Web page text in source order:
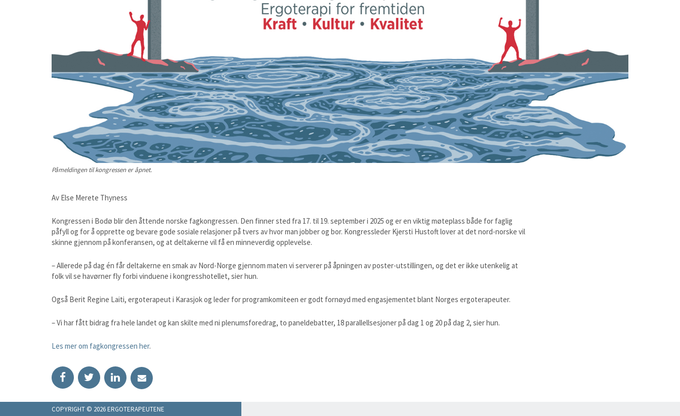
Påmeldingen til kongressen er åpnet.
Av Else Merete Thyness
Kongressen i Bodø blir den åttende norske fagkongressen. Den finner sted fra 17. til 19. september i 2025 og er en viktig møteplass både for faglig
påfyll og for å opprette og bevare gode sosiale relasjoner på tvers av hvor man jobber og bor. Kongressleder Kjersti Hustoft lover at det nord-norske vil
skinne gjennom på konferansen, og at deltakerne vil få en minneverdig opplevelse.
– Allerede på dag én får deltakerne en smak av Nord-Norge gjennom maten vi serverer på åpningen av poster-utstillingen, og det er ikke utenkelig at
folk vil se havørner fly forbi vinduene i kongresshotellet, sier hun.
Også Berit Regine Laiti, ergoterapeut i Karasjok og leder for programkomiteen er godt fornøyd med engasjementet blant Norges ergoterapeuter.
– Vi har fått bidrag fra hele landet og kan skilte med ni plenumsforedrag, to paneldebatter, 18 parallellsesjoner på dag 1 og 20 på dag 2, sier hun.
Les mer om fagkongressen her.
FacebookTwitterLinkedInKontakt
COPYRIGHT © 2026 ERGOTERAPEUTENE